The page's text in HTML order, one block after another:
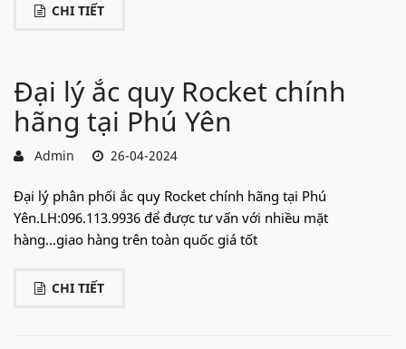
CHI TIẾT
Đại lý ắc quy Rocket chính
hãng tại Phú Yên
Admin 26-04-2024
Đại lý phân phối ắc quy Rocket chính hãng tại Phú
Yên.LH:096.113.9936 để được tư vấn với nhiều mặt
hàng...giao hàng trên toàn quốc giá tốt
CHI TIẾT